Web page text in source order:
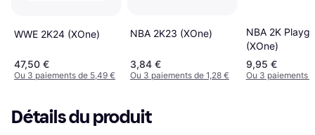
WWE 2K24 (XOne)
47,50 €
Ou 3 paiements de 5,49 €
NBA 2K23 (XOne)
3,84 €
Ou 3 paiements de 1,28 €
NBA 2K
(XOne)
9,95 €
Ou 3 paiements
Détails du produit